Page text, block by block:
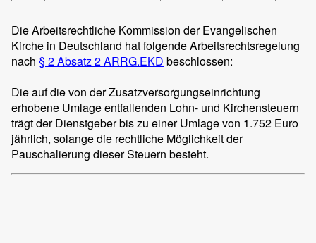
Die Arbeitsrechtliche Kommission der Evangelischen
Kirche in Deutschland hat folgende Arbeitsrechtsregelung
nach § 2 Absatz 2 ARRG.EKD beschlossen:
Die auf die von der Zusatzversorgungseinrichtung
erhobene Umlage entfallenden Lohn- und Kirchensteuern
trägt der Dienstgeber bis zu einer Umlage von 1.752 Euro
jährlich, solange die rechtliche Möglichkeit der
Pauschalierung dieser Steuern besteht.